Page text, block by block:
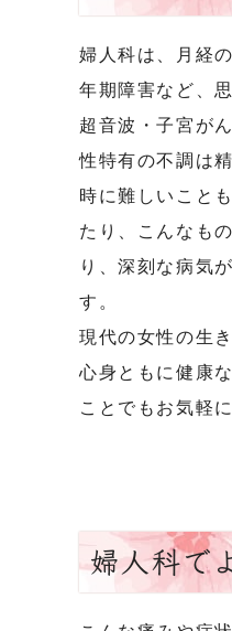
婦人科は、月経
年期障害など、
超音波・子宮が
性特有の不調は
時に難しいこと
たり、こんなも
り、深刻な病気
す。
現代の女性の生
心身ともに健康
ことでもお気軽
婦人科で